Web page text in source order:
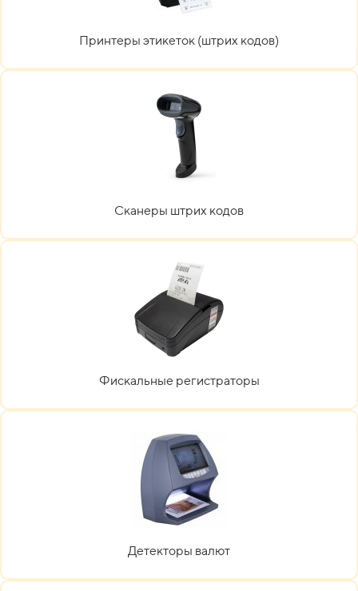
Принтеры этикеток (штрих кодов)
Сканеры штрих кодов
Фискальные регистраторы
Детекторы валют